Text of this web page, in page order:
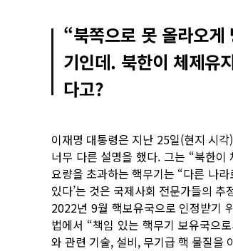
“북쪽으로 못 올라오
기인데. 북한이 체제유
다고?
이재명 대통령은 지난 25일(현지 시
너무 다른 설명을 했다. 그는 “북한
요량을 초과하는 핵무기는 “다른 나
있다’는 것은 국제사회 전문가들의
2022년 9월 핵보유국으로 인정받기
법에서 “책임 있는 핵무기 보유국으
와 관련 기술, 설비, 무기급 핵 물질을